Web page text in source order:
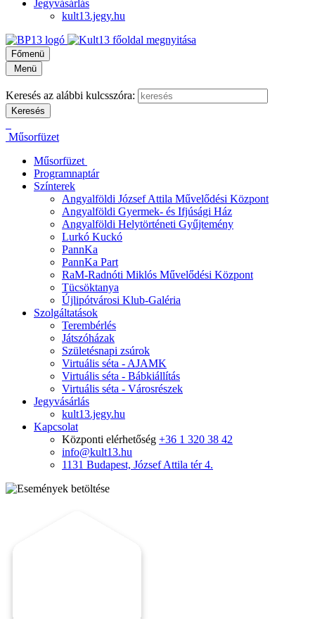
Jegyvásárlás
kult13.jegy.hu
Főmenü
Menü
Keresés az alábbi kulcsszóra:
Műsorfüzet
Műsorfüzet
Programnaptár
Színterek
Angyalföldi József Attila Művelődési Központ
Angyalföldi Gyermek- és Ifjúsági Ház
Angyalföldi Helytörténeti Gyűjtemény
Lurkó Kuckó
PannKa
PannKa Part
RaM-Radnóti Miklós Művelődési Központ
Tücsöktanya
Újlipótvárosi Klub-Galéria
Szolgáltatások
Terembérlés
Játszóházak
Születésnapi zsúrok
Virtuális séta - AJAMK
Virtuális séta - Bábkiállítás
Virtuális séta - Városrészek
Jegyvásárlás
kult13.jegy.hu
Kapcsolat
Központi elérhetőség +36 1 320 38 42
info@kult13.hu
1131 Budapest, József Attila tér 4.